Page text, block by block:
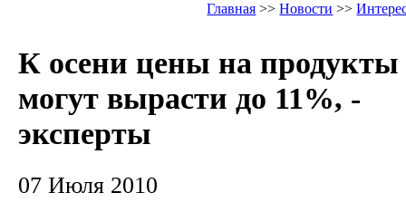
Главная >>Новости >>
К осени цены на продукты
могут вырасти до 11%, -
эксперты
07 Июля 2010